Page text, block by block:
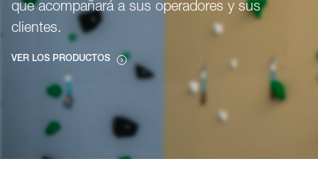
que acompañará a sus operadores y sus
clientes.
VER LOS PRODUCTOS